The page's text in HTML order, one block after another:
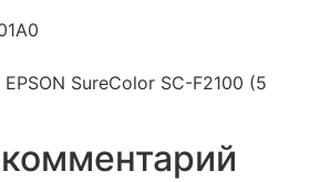
SureColor SC-F2100 (5